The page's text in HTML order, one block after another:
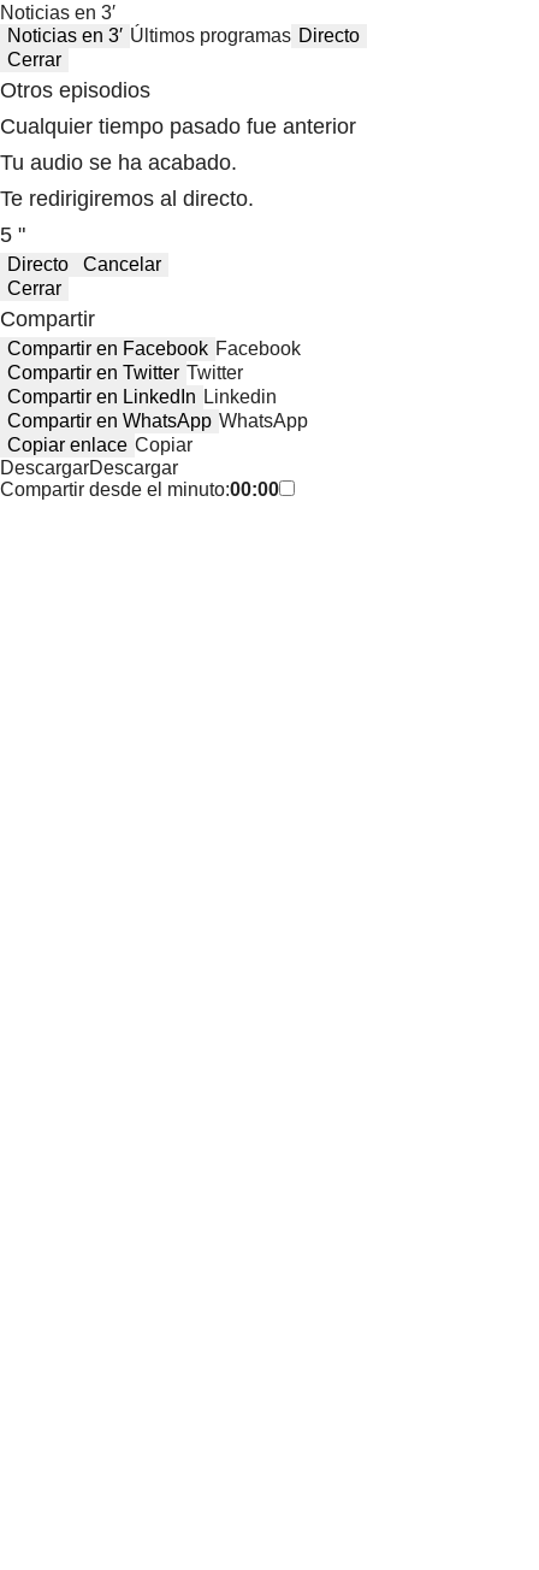
Noticias en 3′
Noticias en 3′ Últimos programas Directo
Cerrar
Otros episodios
Cualquier tiempo pasado fue anterior
Tu audio se ha acabado.
Te redirigiremos al directo.
5 "
Directo
Cancelar
Cerrar
Compartir
Compartir en Facebook Facebook
Compartir en Twitter Twitter
Compartir en LinkedIn Linkedin
Compartir en WhatsApp WhatsApp
Copiar enlace Copiar
DescargarDescargar
Compartir desde el minuto:00:00